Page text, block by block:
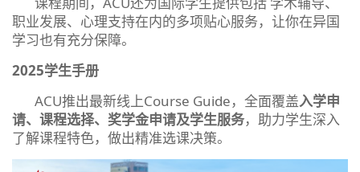
职业发展、心理支持在内的多项贴心服务，让你在异国
学习也有充分保障。
2025学生手册
ACU推出最新线上Course Guide，全面覆盖入学申
请、课程选择、奖学金申请及学生服务，助力学生深入
了解课程特色，做出精准选课决策。